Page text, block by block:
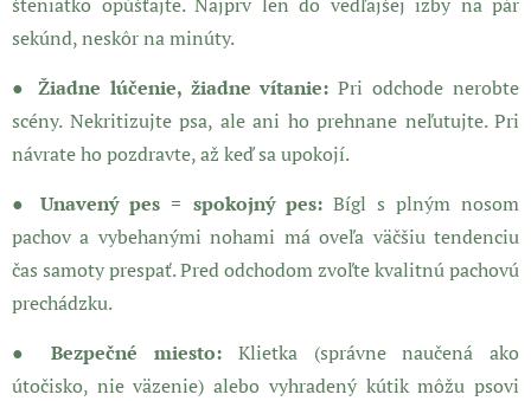
sekúnd, neskôr na minúty.
● Žiadne lúčenie, žiadne vítanie: Pri odchode nerobte
scény. Nekritizujte psa, ale ani ho prehnane neľutujte. Pri
návrate ho pozdravte, až keď sa upokojí.
● Unavený pes = spokojný pes:Bígl s plným nosom
pachov a vybehanými nohami má oveľa väčšiu tendenciu
čas samoty prespať. Pred odchodom zvoľte kvalitnú pachovú
prechádzku.
● Bezpečné miesto: Klietka (správne naučená ako
útočisko, nie väzenie) alebo vyhradený kútik môžu psovi